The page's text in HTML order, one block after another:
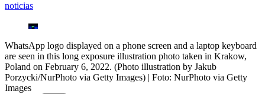
noticias
WhatsApp logo displayed on a phone screen and a laptop keyboard
are seen in this long exposure illustration photo taken in Krakow,
Poland on February 6, 2022. (Photo illustration by Jakub
Porzycki/NurPhoto via Getty Images) | Foto: NurPhoto via Getty
Images